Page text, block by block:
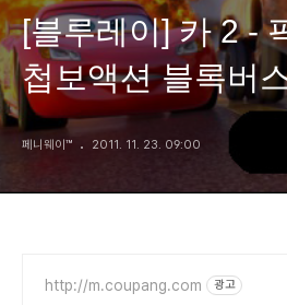
[블루레이] 카 2 -
첩보액션 블록버
페니웨이™ 2011. 11. 23. 09:00
http://m.coupang.com 광고